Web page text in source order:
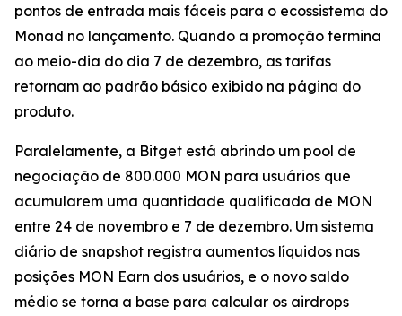
pontos de entrada mais fáceis para o ecossistema do
Monad no lançamento. Quando a promoção termina
ao meio-dia do dia 7 de dezembro, as tarifas
retornam ao padrão básico exibido na página do
produto.
Paralelamente, a Bitget está abrindo um pool de
negociação de 800.000 MON para usuários que
acumularem uma quantidade qualificada de MON
entre 24 de novembro e 7 de dezembro. Um sistema
diário de snapshot registra aumentos líquidos nas
posições MON Earn dos usuários, e o novo saldo
médio se torna a base para calcular os airdrops